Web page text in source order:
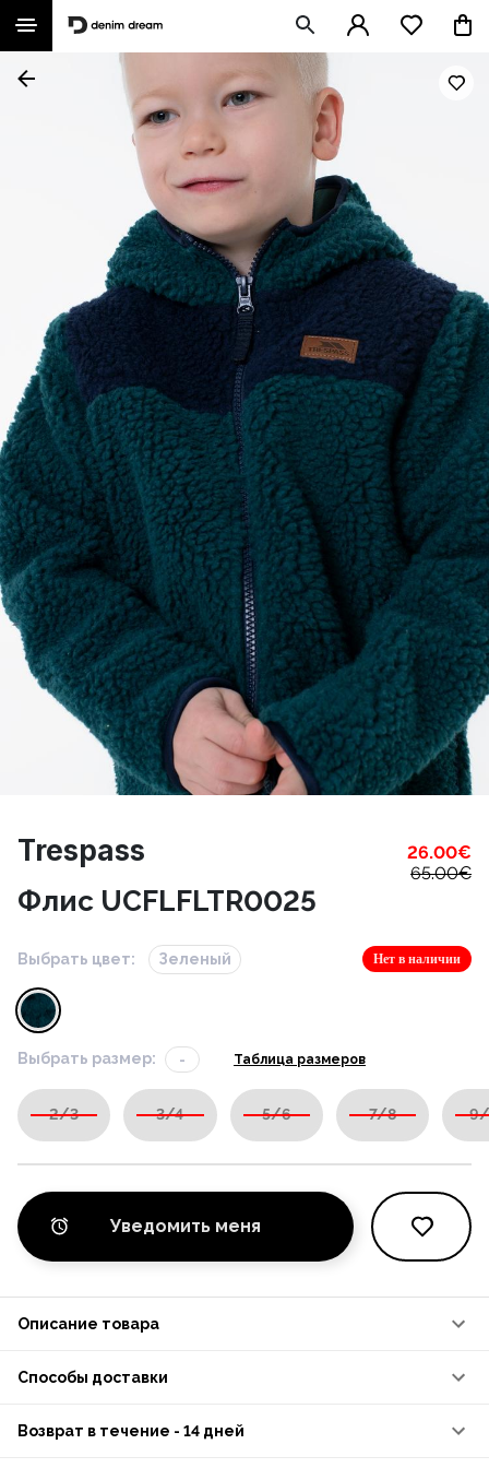
Trespass 26.00€
65.00€
Флис UCFLFLTR0025
Выбрать цвет: Зеленый Нет в наличии
Выбрать размер: - Таблица размеров
2/3 3/4 5/6 7/8 9/
Уведомить меня
Описание товара
Способы доставки
Возврат в течение - 14 дней